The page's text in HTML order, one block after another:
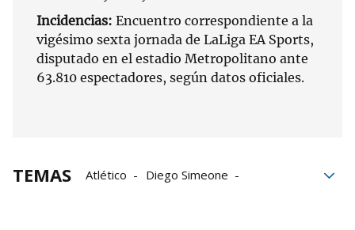
Incidencias: Encuentro correspondiente a la
vigésimo sexta jornada de LaLiga EA Sports,
disputado en el estadio Metropolitano ante
63.810 espectadores, según datos oficiales.
TEMAS Atlético
Diego Simeone